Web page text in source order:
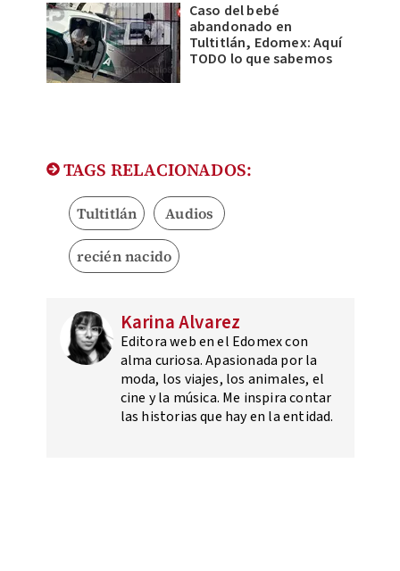
Caso del bebé
abandonado en
Tultitlán, Edomex: Aquí
TODO lo que sabemos
TAGS RELACIONADOS:
Tultitlán Audios
recién nacido
Karina Alvarez
Editora web en el Edomex con
alma curiosa. Apasionada por la
moda, los viajes, los animales, el
cine y la música. Me inspira contar
las historias que hay en la entidad.